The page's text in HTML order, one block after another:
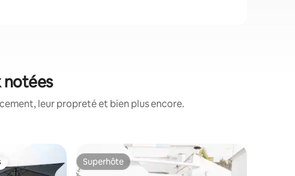
notées
leur propreté et bien plus encore.
Superhôte
Superhôte